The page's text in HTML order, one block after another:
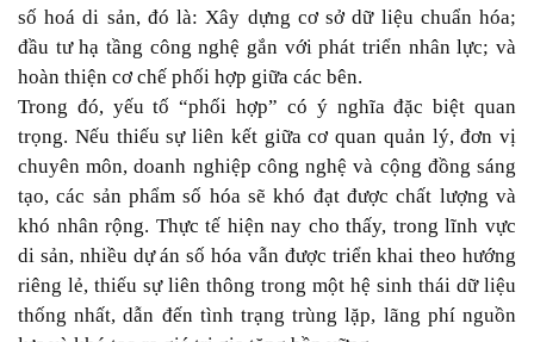
số hoá di sản, đó là: Xây dựng cơ sở dữ liệu chuẩn hóa;
đầu tư hạ tầng công nghệ gắn với phát triển nhân lực; và
hoàn thiện cơ chế phối hợp giữa các bên.
Trong đó, yếu tố “phối hợp” có ý nghĩa đặc biệt quan
trọng. Nếu thiếu sự liên kết giữa cơ quan quản lý, đơn vị
chuyên môn, doanh nghiệp công nghệ và cộng đồng sáng
tạo, các sản phẩm số hóa sẽ khó đạt được chất lượng và
khó nhân rộng. Thực tế hiện nay cho thấy, trong lĩnh vực
di sản, nhiều dự án số hóa vẫn được triển khai theo hướng
riêng lẻ, thiếu sự liên thông trong một hệ sinh thái dữ liệu
thống nhất, dẫn đến tình trạng trùng lặp, lãng phí nguồn